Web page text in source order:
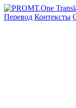
Перевод Контексты